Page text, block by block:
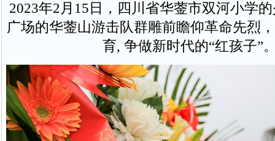
2023年2月15日，四川省华蓥市双河小学
广场的华蓥山游击队群雕前瞻仰革命先烈
育, 争做新时代的“红孩子”